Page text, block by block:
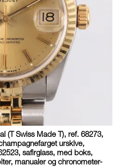
(T Swiss Made T), ref. 68273,
urskive,
safirglass, med boks,
manualer og chronometer-